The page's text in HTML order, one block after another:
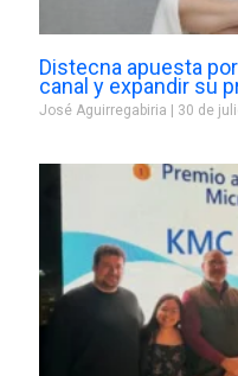
Distecna apuesta
canal y expandir su
José Aguirregabiria 30 de